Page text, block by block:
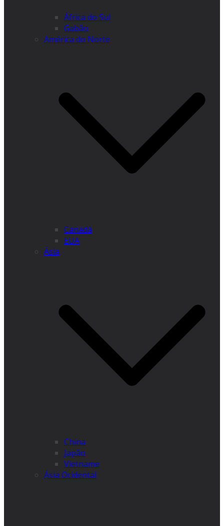
África do Sul
Gabão
América do Norte
Canadá
EUA
Ásia
China
Japão
Vietname
Ásia Ocidental